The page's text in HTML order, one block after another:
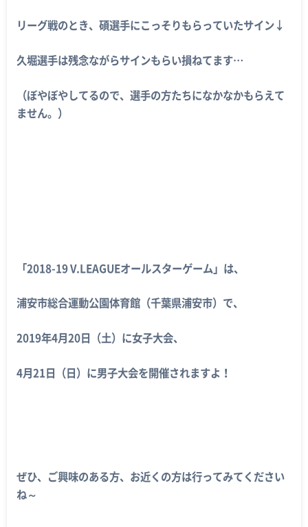
リーグ戦のとき、碩選手にこっそりもらっていたサイン↓
久堀選手は残念ながらサインもらい損ねてます…
（ぼやぼやしてるので、選手の方たちになかなかもらえて
ません。）
「2018-19 V.LEAGUEオールスターゲーム」は、
浦安市総合運動公園体育館（千葉県浦安市）で、
2019年4月20日（土）に女子大会、
4月21日（日）に男子大会を開催されますよ！
ぜひ、ご興味のある方、お近くの方は行ってみてください
ね～